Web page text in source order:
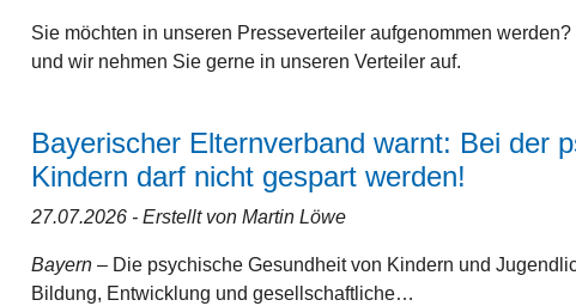
Sie möchten in unseren Presseverteiler aufgenommen
und wir nehmen Sie gerne in unseren Verteiler auf.
Bayerischer Elternverband warnt: Bei der
Kindern darf nicht gespart werden!
27.07.2026 - Erstellt von Martin Löwe
Bayern – Die psychische Gesundheit von Kindern und
Bildung, Entwicklung und gesellschaftliche…